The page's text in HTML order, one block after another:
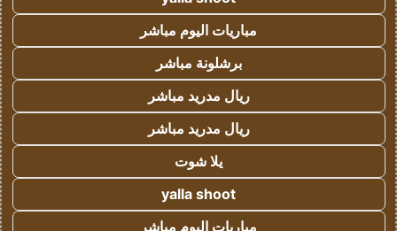
مباريات اليوم مباشر
برشلونة مباشر
ريال مدريد مباشر
ريال مدريد مباشر
يلا شوت
yalla shoot
مباريات اليوم مباشر